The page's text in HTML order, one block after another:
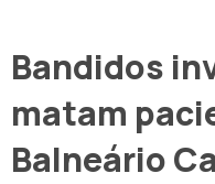
Bandidos
matam
Balneário